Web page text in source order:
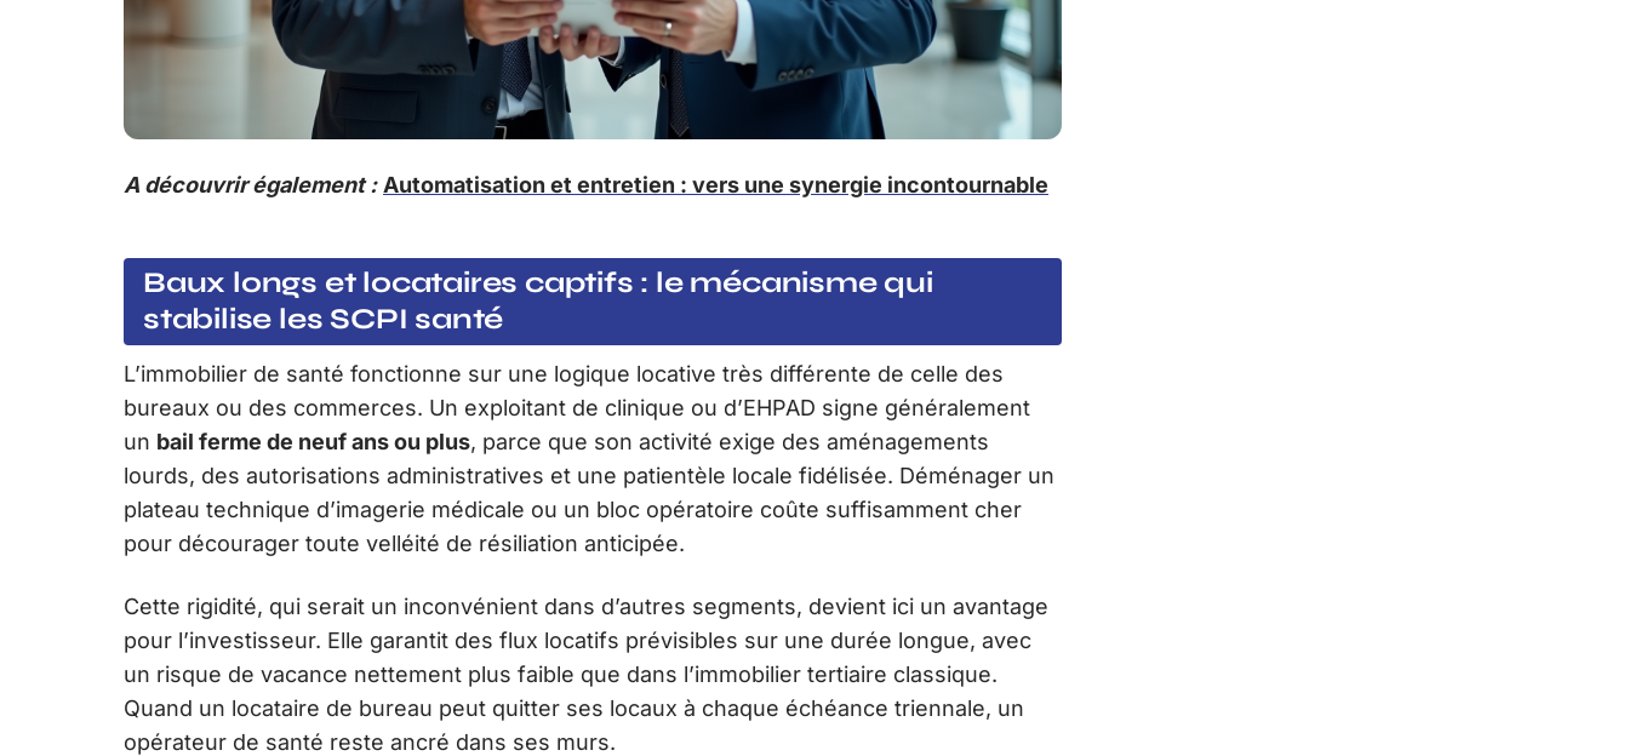
A découvrir également : Automatisation et entretien : vers une synergie incontournable
Baux longs et locataires captifs : le mécanisme qui
stabilise les SCPI santé
L’immobilier de santé fonctionne sur une logique locative très différente de celle des
bureaux ou des commerces. Un exploitant de clinique ou d’EHPAD signe généralement
un bail ferme de neuf ans ou plus, parce que son activité exige des aménagements
lourds, des autorisations administratives et une patientèle locale fidélisée. Déménager un
plateau technique d’imagerie médicale ou un bloc opératoire coûte suffisamment cher
pour décourager toute velléité de résiliation anticipée.
Cette rigidité, qui serait un inconvénient dans d’autres segments, devient ici un avantage
pour l’investisseur. Elle garantit des flux locatifs prévisibles sur une durée longue, avec
un risque de vacance nettement plus faible que dans l’immobilier tertiaire classique.
Quand un locataire de bureau peut quitter ses locaux à chaque échéance triennale, un
opérateur de santé reste ancré dans ses murs.